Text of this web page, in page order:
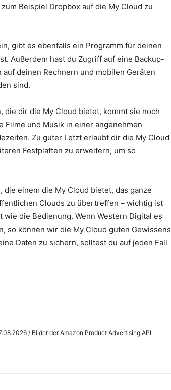
Beispiel Dropbox auf die My Cloud zu
gibt es ebenfalls ein Programm für deinen
Außerdem hast du Zugriff auf eine Backup-
deinen Rechnern und mobilen Geräten
sind.
dir die My Cloud bietet, kommt sie noch
Filme und Musik in einer angenehmen
Zu guter Letzt erlaubt dir die My Cloud
Festplatten zu erweitern, um so
einem die My Cloud bietet, das ganze
Clouds zu übertreffen – wichtig ist
die Bedienung. Wenn Western Digital es
so können wir die My Cloud guten Gewissens
Daten zu sichern, solltest du auf jeden Fall
/ Bilder der Amazon Product Advertising API